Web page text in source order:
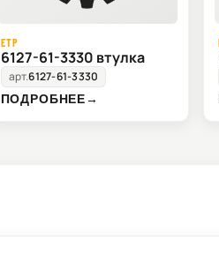
ETP
6127-61-3330 втулка
арт.6127-61-3330
ПОДРОБНЕЕ→